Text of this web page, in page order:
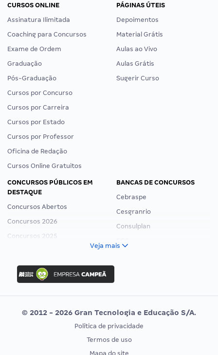
CURSOS ONLINE
Assinatura Ilimitada
Coaching para Concursos
Exame de Ordem
Graduação
Pós-Graduação
Cursos por Concurso
Cursos por Carreira
Cursos por Estado
Cursos por Professor
Oficina de Redação
Cursos Online Gratuitos
PÁGINAS ÚTEIS
Depoimentos
Material Grátis
Aulas ao Vivo
Aulas Grátis
Sugerir Curso
CONCURSOS PÚBLICOS EM
DESTAQUE
Concursos Abertos
Concursos 2026
Concursos 2025
Concurso Ibama
Concurso MPU
Editais publicados
BANCAS DE CONCURSOS
Cebraspe
Cesgranrio
Consulplan
Vunesp
CONCURSOS POR PROFISSÃO
EXAME DE ORDEM
Veja mais
© 2012 - 2026 Gran Tecnologia e Educação S/A.
Política de privacidade
Termos de uso
Mapa do site